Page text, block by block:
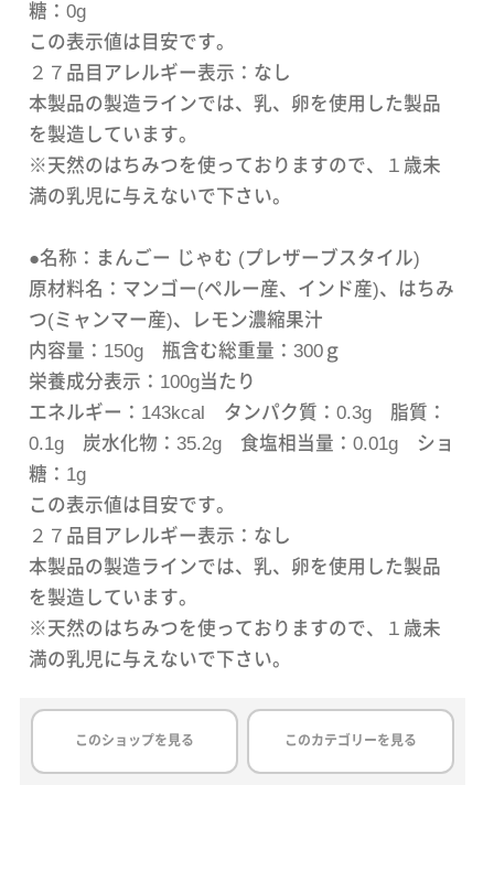
糖：0g
この表示値は目安です。
２７品目アレルギー表示：なし
本製品の製造ラインでは、乳、卵を使用した製品
を製造しています。
※天然のはちみつを使っておりますので、１歳未
満の乳児に与えないで下さい。
●名称：まんごー じゃむ (プレザーブスタイル)
原材料名：マンゴー(ペルー産、インド産)、はちみ
つ(ミャンマー産)、レモン濃縮果汁
内容量：150g 瓶含む総重量：300ｇ
栄養成分表示：100g当たり
エネルギー：143kcal タンパク質：0.3g 脂質：
0.1g 炭水化物：35.2g 食塩相当量：0.01g ショ
糖：1g
この表示値は目安です。
２７品目アレルギー表示：なし
本製品の製造ラインでは、乳、卵を使用した製品
を製造しています。
※天然のはちみつを使っておりますので、１歳未
満の乳児に与えないで下さい。
このショップを見る このカテゴリーを見る